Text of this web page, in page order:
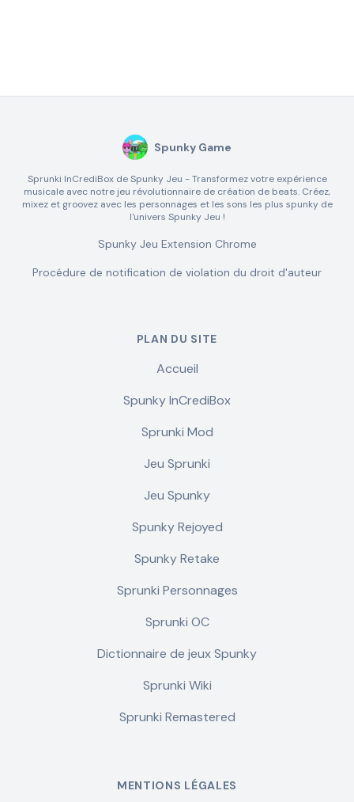
Spunky Game
Sprunki InCrediBox de Spunky Jeu - Transformez votre expérience
musicale avec notre jeu révolutionnaire de création de beats. Créez,
mixez et groovez avec les personnages et les sons les plus spunky de
l'univers Spunky Jeu !
Spunky Jeu Extension Chrome
Procédure de notification de violation du droit d'auteur
PLAN DU SITE
Accueil
Spunky InCrediBox
Sprunki Mod
Jeu Sprunki
Jeu Spunky
Spunky Rejoyed
Spunky Retake
Sprunki Personnages
Sprunki OC
Dictionnaire de jeux Spunky
Sprunki Wiki
Sprunki Remastered
MENTIONS LÉGALES